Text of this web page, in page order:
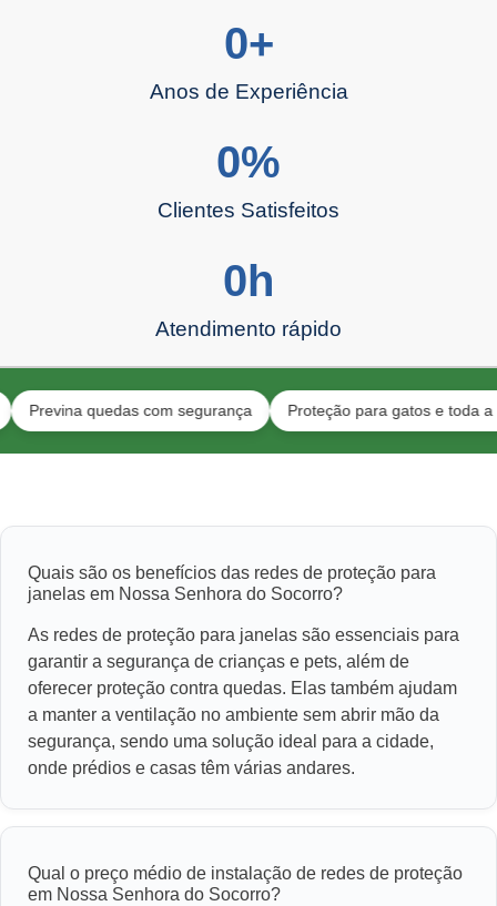
Anos de Experiência
0+
Clientes Satisfeitos
0%
Atendimento rápido
0h
quedas com segurança Proteção para gatos e toda a família
Quais são os benefícios das redes de proteção para
janelas em Nossa Senhora do Socorro?
As redes de proteção para janelas são essenciais para
garantir a segurança de crianças e pets, além de
oferecer proteção contra quedas. Elas também ajudam
a manter a ventilação no ambiente sem abrir mão da
segurança, sendo uma solução ideal para a cidade,
onde prédios e casas têm várias andares.
Qual o preço médio de instalação de redes de proteção
em Nossa Senhora do Socorro?